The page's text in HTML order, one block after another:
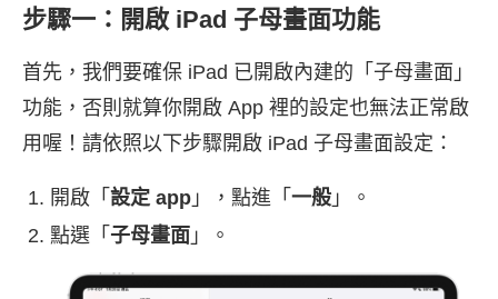
步驟一：開啟 iPad 子母畫面功能
首先，我們要確保 iPad 已開啟內建的「子母畫面」
功能，否則就算你開啟 App 裡的設定也無法正常啟
用喔！請依照以下步驟開啟 iPad 子母畫面設定：
開啟「 設定 app 」，點進「 一般 」。
點選「 子母畫面 」。